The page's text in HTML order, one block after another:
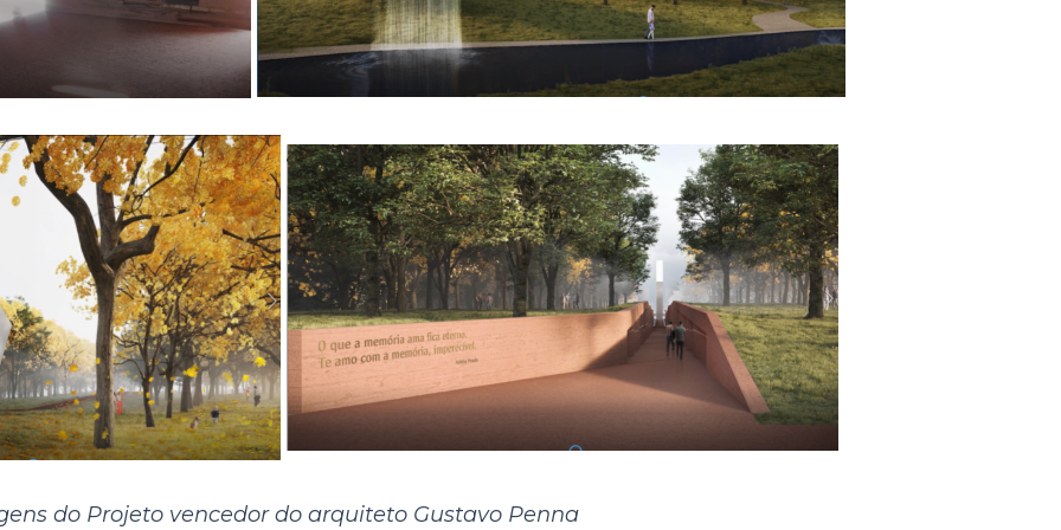
do Projeto vencedor do arquiteto Gustavo Penna